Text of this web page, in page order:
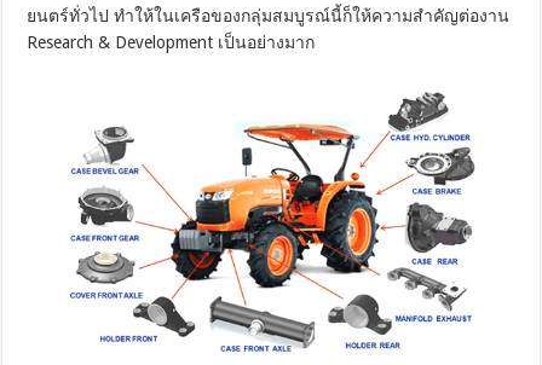
ยนตร์ทั่วไป ทำให้ในเครือของกลุ่มสมบูรณ์นี้ก็ให้ความสำคัญต่องาน
Research & Development เป็นอย่างมาก